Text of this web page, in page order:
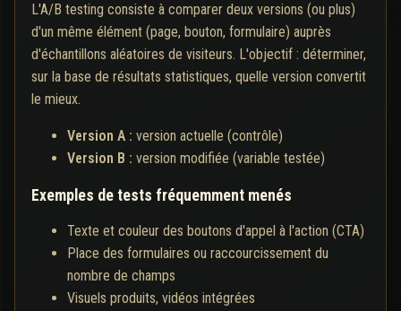
L'A/B testing consiste à comparer deux versions (ou plus)
d'un même élément (page, bouton, formulaire) auprès
d'échantillons aléatoires de visiteurs. L'objectif : déterminer,
sur la base de résultats statistiques, quelle version convertit
le mieux.
Version A : version actuelle (contrôle)
Version B : version modifiée (variable testée)
Exemples de tests fréquemment menés
Texte et couleur des boutons d'appel à l'action (CTA)
Place des formulaires ou raccourcissement du
nombre de champs
Visuels produits, vidéos intégrées